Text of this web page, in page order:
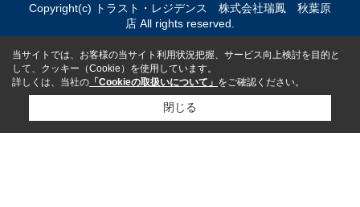
Copyright(c) トラスト・レジデンス 株式会社瑞鳳 秋葉原
店 All rights reserved.
当サイトでは、お客様の当サイト利用状況把握、サービス向上検討を目的と
して、クッキー（Cookie）を使用しています。
詳しくは、当社の 「Cookieの取扱いについて」 をご確認ください。
閉じる